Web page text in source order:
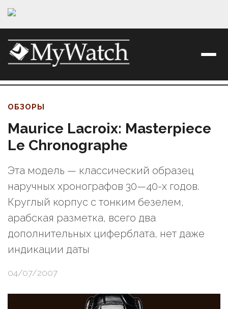
ОБЗОРЫ
Maurice Lacroix: Masterpiece
Le Chronographe
Эта модель — классический образец
наручных хронографов 30—40-х годов.
Круглый корпус с тонким безелем,
арабская разметка, всего два
дополнительных циферблата, нет даже
индикации даты
04/07/2007